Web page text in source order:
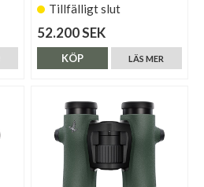
Tillfälligt slut
52.200 SEK
LÄS MER
KÖP